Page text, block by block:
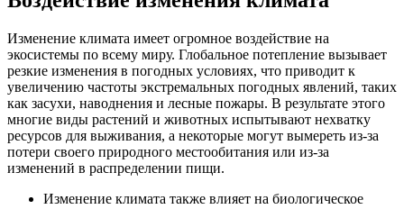
Изменение климата имеет огромное воздействие на
экосистемы по всему миру. Глобальное потепление вызывает
резкие изменения в погодных условиях, что приводит к
увеличению частоты экстремальных погодных явлений, таких
как засухи, наводнения и лесные пожары. В результате этого
многие виды растений и животных испытывают нехватку
ресурсов для выживания, а некоторые могут вымереть из-за
потери своего природного местообитания или из-за
изменений в распределении пищи.
Изменение климата также влияет на биологическое